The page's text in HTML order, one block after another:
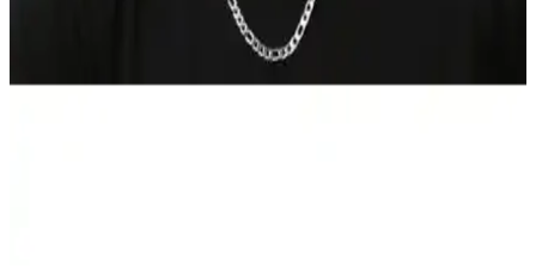
Erkek keten pantolonlar, nefes alan kumaşı ve şık tasarımıyla yaz
aylarında konfor ve stil sunar. Günlük ve yarı resmi kombinlerle çok